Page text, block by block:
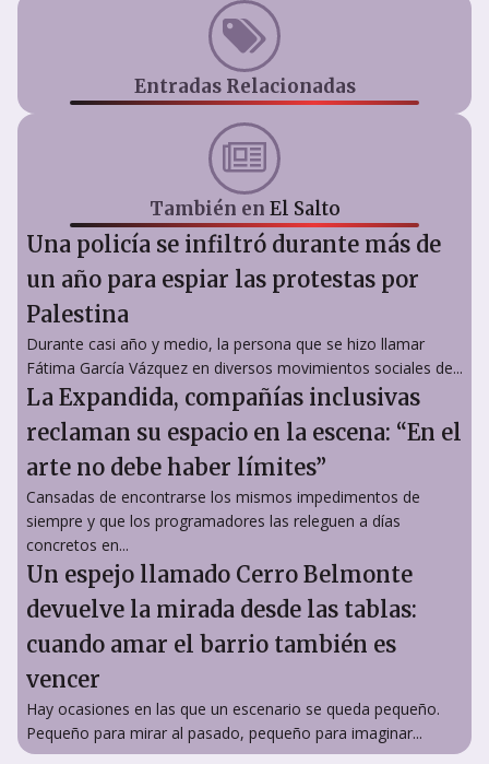
Entradas Relacionadas
También en El Salto
Una policía se infiltró durante más de
un año para espiar las protestas por
Palestina
Durante casi año y medio, la persona que se hizo llamar
Fátima García Vázquez en diversos movimientos sociales de...
La Expandida, compañías inclusivas
reclaman su espacio en la escena: “En el
arte no debe haber límites”
Cansadas de encontrarse los mismos impedimentos de
siempre y que los programadores las releguen a días
concretos en...
Un espejo llamado Cerro Belmonte
devuelve la mirada desde las tablas:
cuando amar el barrio también es
vencer
Hay ocasiones en las que un escenario se queda pequeño.
Pequeño para mirar al pasado, pequeño para imaginar...